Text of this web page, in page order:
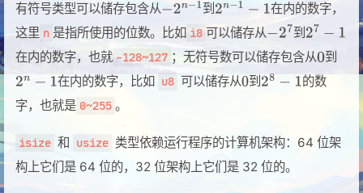
有符号类型可以储存包含从
到
在内的数字，
这里 n 是指所使用的位数。比如 i8 可以储存从
到
在内的数字，也就 -128~127 ；无符号数可以储存包含从 到
在内的数字，比如
u8 可以储存从 到
的数
字，也就是 0~255 。
isize 和 usize 类型依赖运行程序的计算机架构：64 位架
构上它们是 64 位的，32 位架构上它们是 32 位的。